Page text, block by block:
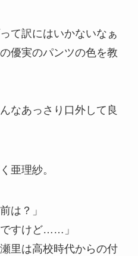
て訳にはいかないなぁ
優実のパンツの色を教
なあっさり口外して良
亜理紗。
は？」
すけど……」
里は高校時代からの付